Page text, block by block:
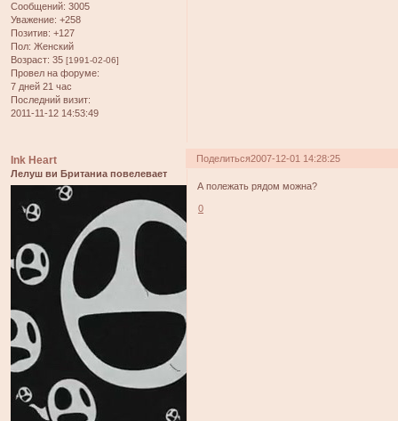
Сообщений: 3005
Уважение: +258
Позитив: +127
Пол: Женский
Возраст: 35 [1991-02-06]
Провел на форуме:
7 дней 21 час
Последний визит:
2011-11-12 14:53:49
Поделиться2007-12-01 14:28:25
Ink Heart
Лелуш ви Британиа повелевает
А полежать рядом можна?
0